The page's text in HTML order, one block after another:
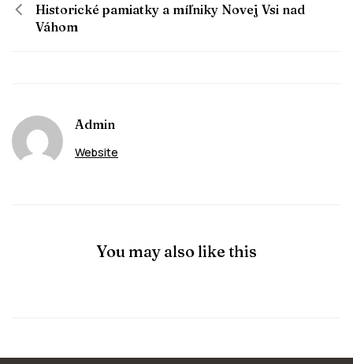
Historické pamiatky a míľniky Novej Vsi nad
Váhom
Admin
Website
You may also like this